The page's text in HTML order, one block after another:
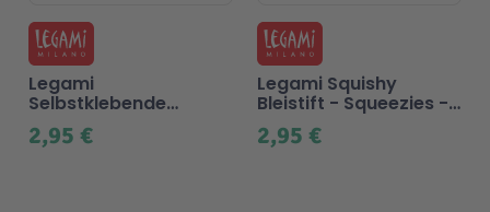
2,95 €
Legami
Selbstklebende
Haftmarker -
Kätzchen 2,95 €
Legami Squishy
Bleistift - Squeezies -
Dino